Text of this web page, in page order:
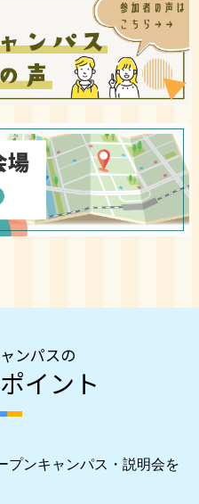
ンパスの
イント
プンキャンパス・説明会を